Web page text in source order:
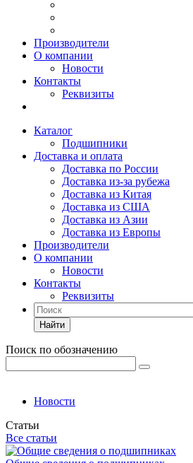
Производители
О компании
Новости
Контакты
Реквизиты
Каталог
Подшипники
Доставка и оплата
Доставка по России
Доставка из-за рубежа
Доставка из Китая
Доставка из США
Доставка из Азии
Доставка из Европы
Производители
О компании
Новости
Контакты
Реквизиты
Найти
Поиск по обозначению
Новости
Статьи
Все статьи